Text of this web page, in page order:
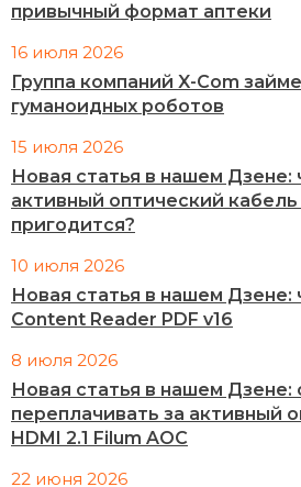
привычный формат аптеки
16 июля 2026
Группа компаний X-Com
гуманоидных роботов
15 июля 2026
Новая статья в нашем Дзене:
активный оптический кабель
пригодится?
10 июля 2026
Новая статья в нашем Дзене:
Content Reader PDF v16
8 июля 2026
Новая статья в нашем Дзене:
переплачивать за активный
HDMI 2.1 Filum AOC
22 июня 2026